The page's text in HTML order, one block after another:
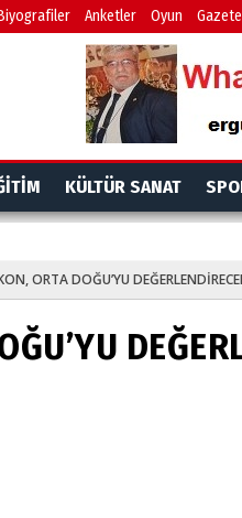
Anketler Oyun
KÜLTÜR SANAT
ORTA DOĞU’YU